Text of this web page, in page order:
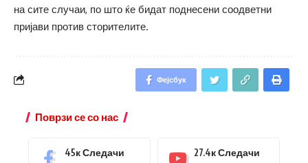
на сите случаи, по што ќе бидат поднесени соодветни
пријави против сторителите.
Фејсбук
Поврзи се со нас
45кСледачи 27.4кСледачи